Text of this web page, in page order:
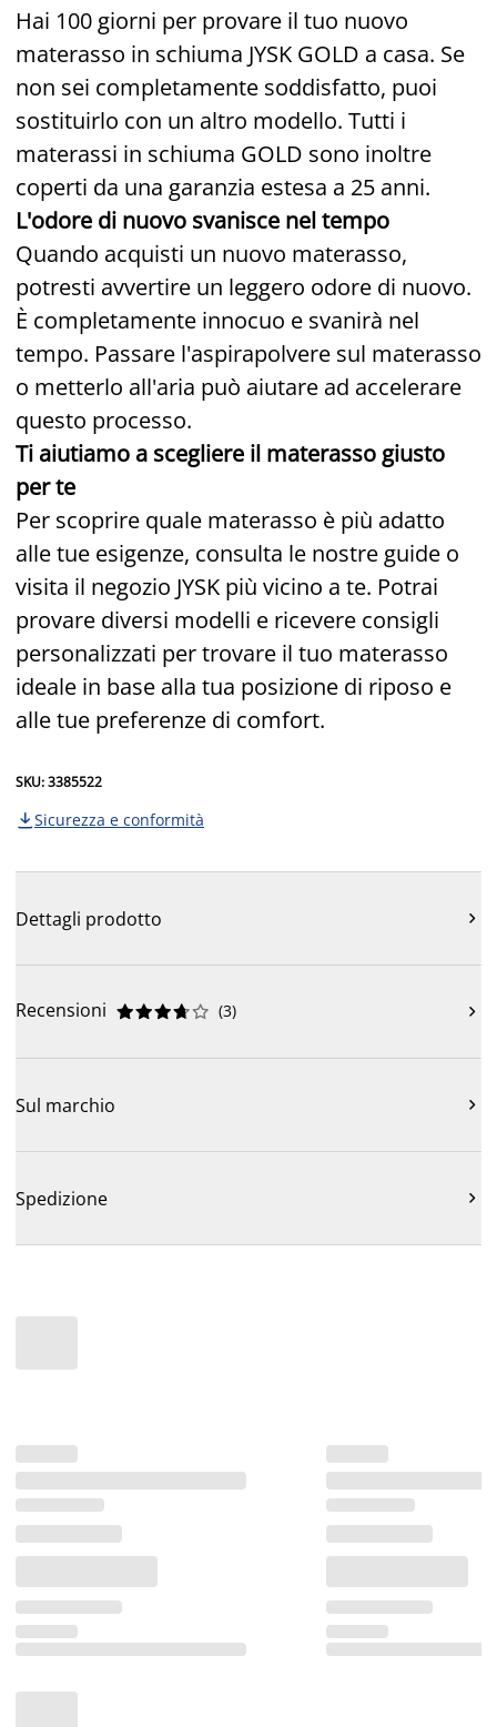
Hai 100 giorni per provare il tuo nuovo
materasso in schiuma JYSK GOLD a casa. Se
non sei completamente soddisfatto, puoi
sostituirlo con un altro modello. Tutti i
materassi in schiuma GOLD sono inoltre
coperti da una garanzia estesa a 25 anni.
L'odore di nuovo svanisce nel tempo
Quando acquisti un nuovo materasso,
potresti avvertire un leggero odore di nuovo.
È completamente innocuo e svanirà nel
tempo. Passare l'aspirapolvere sul materasso
o metterlo all'aria può aiutare ad accelerare
questo processo.
Ti aiutiamo a scegliere il materasso giusto
per te
Per scoprire quale materasso è più adatto
alle tue esigenze, consulta le nostre guide o
visita il negozio JYSK più vicino a te. Potrai
provare diversi modelli e ricevere consigli
personalizzati per trovare il tuo materasso
ideale in base alla tua posizione di riposo e
alle tue preferenze di comfort.
SKU: 3385522
 Sicurezza e conformità
Dettagli prodotto 
Recensioni 




 (3) 
Sul marchio 
Spedizione 